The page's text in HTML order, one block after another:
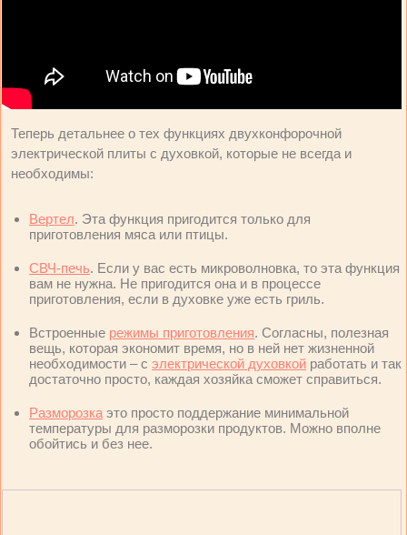
Теперь детальнее о тех функциях двухконфорочной
электрической плиты с духовкой, которые не всегда и
необходимы:
Вертел. Эта функция пригодится только для
приготовления мяса или птицы.
СВЧ-печь. Если у вас есть микроволновка, то эта функция
вам не нужна. Не пригодится она и в процессе
приготовления, если в духовке уже есть гриль.
Встроенные режимы приготовления. Согласны, полезная
вещь, которая экономит время, но в ней нет жизненной
необходимости – с электрической духовкой работать и так
достаточно просто, каждая хозяйка сможет справиться.
Разморозка это просто поддержание минимальной
температуры для разморозки продуктов. Можно вполне
обойтись и без нее.